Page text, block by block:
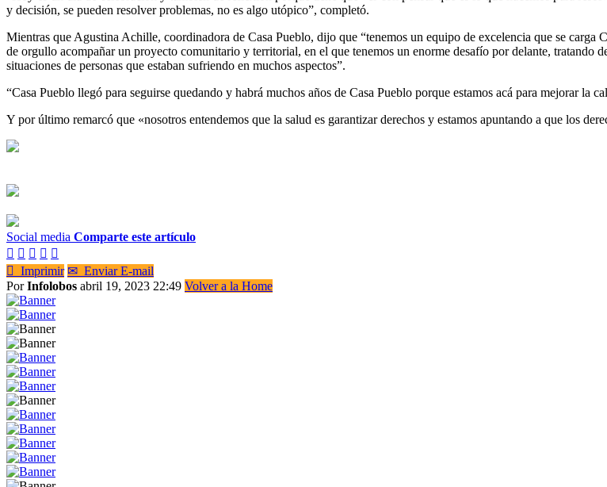
y decisión, se pueden resolver problemas, no es algo utópico”, completó.
Mientras que Agustina Achille, coordinadora de Casa Pueblo, dijo que “tenemos un equipo de excelencia que se
de orgullo acompañar un proyecto comunitario y territorial, en el que tenemos un enorme desafío por delante, tratando
situaciones de personas que estaban sufriendo en muchos aspectos”.
“Casa Pueblo llegó para seguirse quedando y habrá muchos años de Casa Pueblo porque estamos acá para mejorar la
Y por último remarcó que «nosotros entendemos que la salud es garantizar derechos y estamos apuntando a que los
Social media Comparte este artículo
    
 Imprimir ✉ Enviar E-mail
PorInfolobos abril 19, 2023 22:49 Volver a la Home